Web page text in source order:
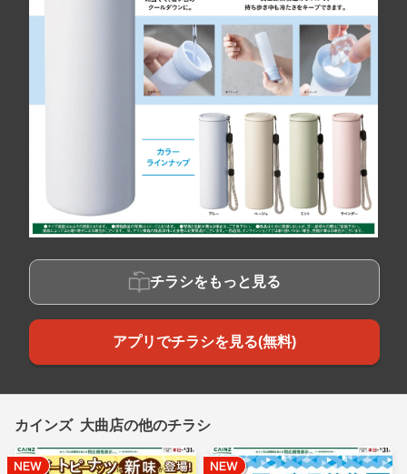
チラシをもっと見る
アプリでチラシを見る(無料)
カインズ 大曲店の他のチラシ